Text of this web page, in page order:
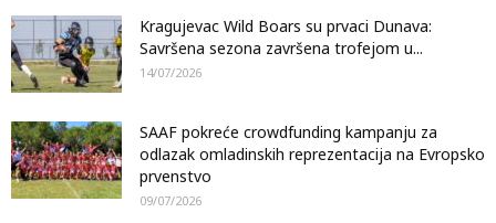
Kragujevac Wild Boars su prvaci Dunava:
Savršena sezona završena trofejom u...
14/07/2026
SAAF pokreće crowdfunding kampanju za
odlazak omladinskih reprezentacija na Evropsko
prvenstvo
09/07/2026